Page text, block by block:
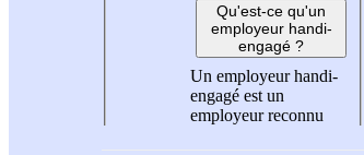
Qu'est-ce qu'un
employeur handi-
engagé ?
Un employeur handi-
engagé est un
employeur reconnu